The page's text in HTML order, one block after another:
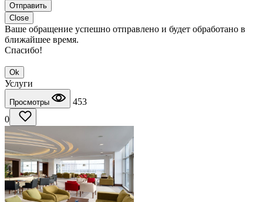
Отправить
Close
Ваше обращение успешно отправлено и будет обработано в
ближайшее время.
Спасибо!
Ok
Услуги
Просмотры
453
0